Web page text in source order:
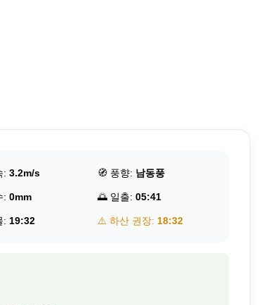
: 3.2m/s 🧭 풍향: 남동풍
: 0mm 🌅 일출: 05:41
: 19:32 ⚠️ 하산 권장: 18:32